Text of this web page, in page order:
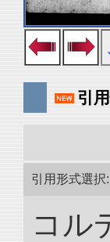
引
引用形式選択:
コル